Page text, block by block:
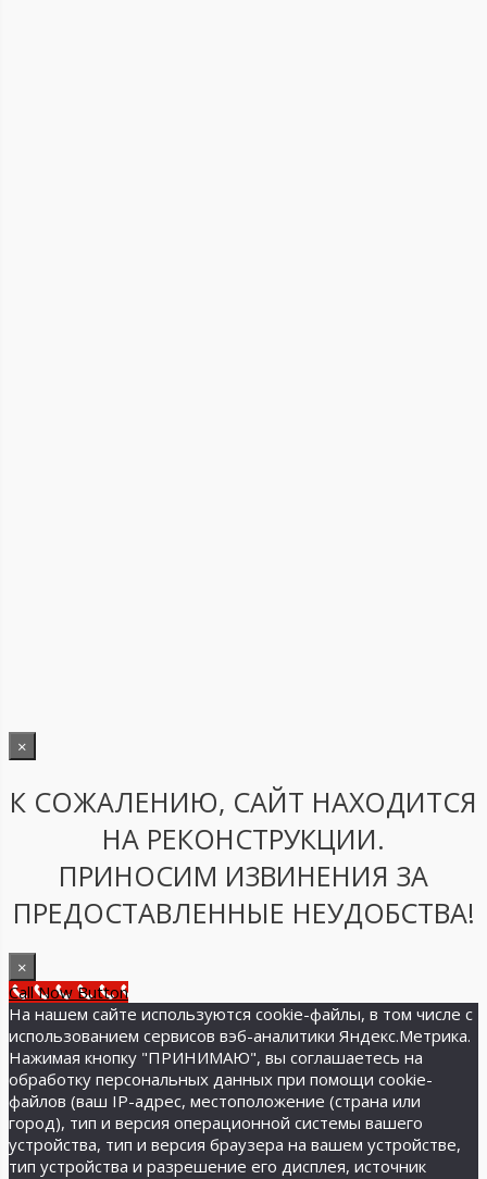
×
К СОЖАЛЕНИЮ, САЙТ НАХОДИТСЯ
НА РЕКОНСТРУКЦИИ.
ПРИНОСИМ ИЗВИНЕНИЯ ЗА
ПРЕДОСТАВЛЕННЫЕ НЕУДОБСТВА!
×
Call Now Button
На нашем сайте используются cookie-файлы, в том числе с
использованием сервисов вэб-аналитики Яндекс.Метрика.
Нажимая кнопку "ПРИНИМАЮ", вы соглашаетесь на
обработку персональных данных при помощи cookie-
файлов (ваш IP-адрес, местоположение (страна или
город), тип и версия операционной системы вашего
устройства, тип и версия браузера на вашем устройстве,
тип устройства и разрешение его дисплея, источник